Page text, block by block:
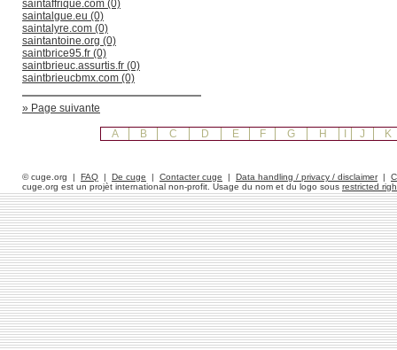
saintaffrique.com (0)
saintalgue.eu (0)
saintalyre.com (0)
saintantoine.org (0)
saintbrice95.fr (0)
saintbrieuc.assurtis.fr (0)
saintbrieucbmx.com (0)
» Page suivante
A B C D E F G H J K
© cuge.org | FAQ | De cuge | Contacter cuge | Data handling / privacy / disclaimer|
cuge.org est un projèt international non-profit. Usage du nom et du logo sous restricted